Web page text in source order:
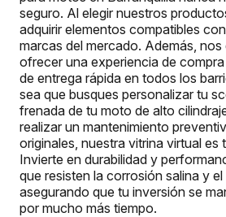
seguro. Al elegir nuestros
adquirir elementos compatibles
marcas del mercado. Además,
ofrecer una experiencia de
de entrega rápida en todos los
sea que busques personalizar tu
frenada de tu moto de alto
realizar un mantenimiento
originales, nuestra vitrina virtual es
Invierte en durabilidad y
que resisten la corrosión salina y
asegurando que tu inversión se
por mucho más tiempo.